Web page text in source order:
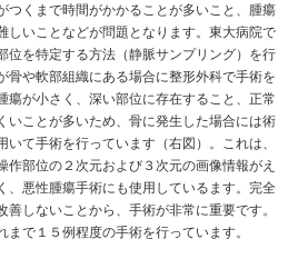
つくまで時間がかかることが多いこと、腫瘍
しいことなどが問題となります。東大病院で
位を特定する方法（静脈サンプリング）を行
骨や軟部組織にある場合に整形外科で手術を
瘍が小さく、深い部位に存在すること、正常
いことが多いため、骨に発生した場合には術
て手術を行っています（右図）。これは、
作部位の２次元および３次元の画像情報がえ
、悪性腫瘍手術にも使用しているます。完全
しないことから、手術が非常に重要です。
で１５例程度の手術を行っています。